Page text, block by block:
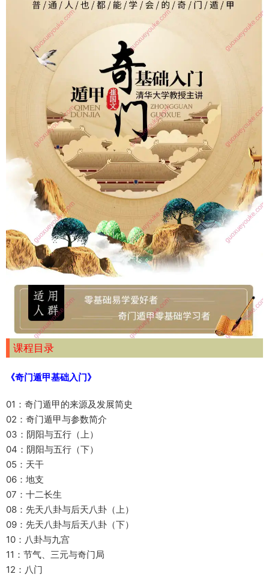
课程目录
《奇门遁甲基础入门》
01：奇门遁甲的来源及发展简史
02：奇门遁甲与参数简介
03：阴阳与五行（上）
04：阴阳与五行（下）
05：天干
06：地支
07：十二长生
08：先天八卦与后天八卦（上）
09：先天八卦与后天八卦（下）
10：八卦与九宫
11：节气、三元与奇门局
12：八门